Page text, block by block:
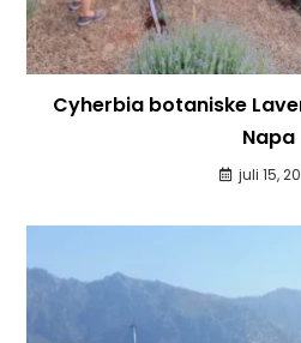
Cyherbia botaniske
Napa
juli 15,